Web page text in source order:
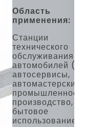
Область
применения:
Станции
технического
обслуживания
автомобилей (СТО),
автосервисы,
автомастерские,
промышленность,
производство,
бытовое
использование.